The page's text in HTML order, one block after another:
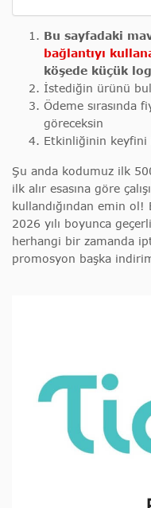
Bu sayfadaki
bağlantıyı
köşede küçük
İstediğin ürünü
Ödeme
göreceksin
Etkinliğinin keyfini
Şu anda kodumuz ilk
ilk alır esasına göre
kullandığından emin
2026 yılı boyunca
herhangi bir zamanda
promosyon başka